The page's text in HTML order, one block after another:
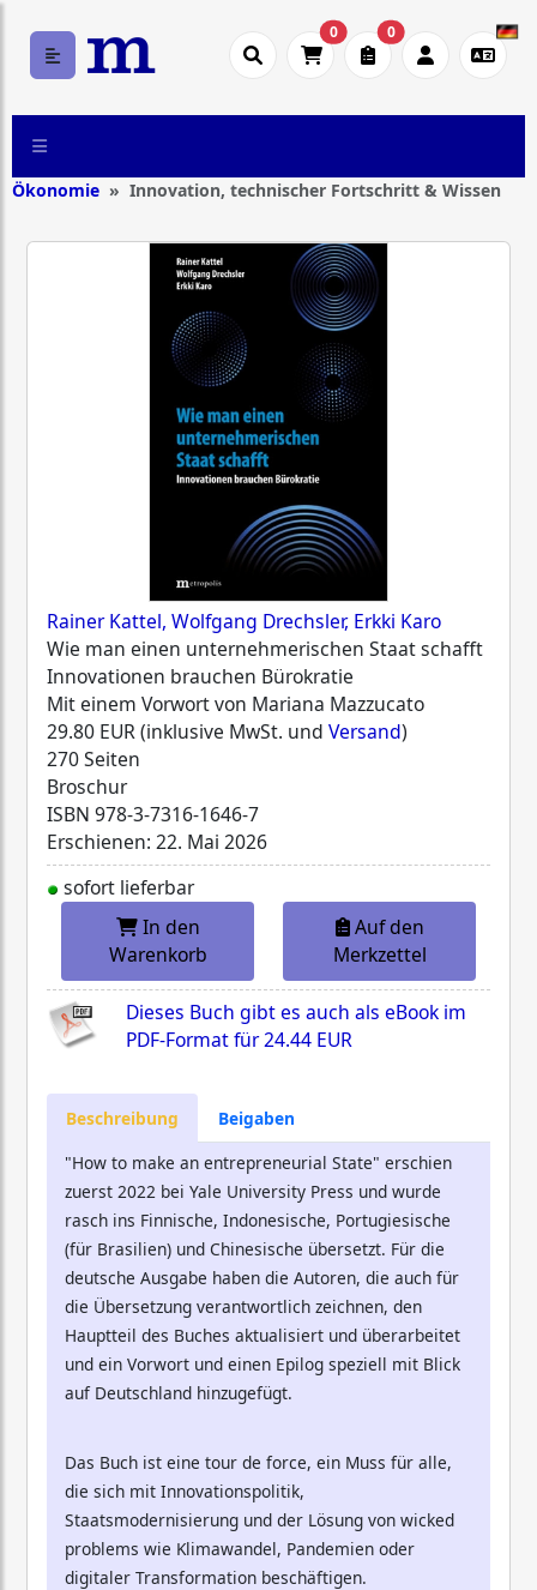
0 0
Ökonomie Innovation, technischer Fortschritt & Wissen
Rainer Kattel, Wolfgang Drechsler, Erkki Karo
Wie man einen unternehmerischen Staat schafft
Innovationen brauchen Bürokratie
Mit einem Vorwort von Mariana Mazzucato
29.80 EUR (inklusive MwSt. und Versand)
270 Seiten
Broschur
ISBN 978-3-7316-1646-7
Erschienen: 22. Mai 2026
sofort lieferbar
In den
Warenkorb
Auf den
Merkzettel
Dieses Buch gibt es auch als eBook im
PDF-Format für24.44 EUR
Beschreibung
Beigaben
"How to make an entrepreneurial State" erschien
zuerst 2022 bei Yale University Press und wurde
rasch ins Finnische, Indonesische, Portugiesische
(für Brasilien) und Chinesische übersetzt. Für die
deutsche Ausgabe haben die Autoren, die auch für
die Übersetzung verantwortlich zeichnen, den
Hauptteil des Buches aktualisiert und überarbeitet
und ein Vorwort und einen Epilog speziell mit Blick
auf Deutschland hinzugefügt.
Das Buch ist eine tour de force, ein Muss für alle,
die sich mit Innovationspolitik,
Staatsmodernisierung und der Lösung von wicked
problems wie Klimawandel, Pandemien oder
digitaler Transformation beschäftigen.